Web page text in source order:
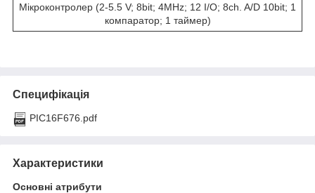
Мікроконтролер (2-5.5 V; 8bit; 4MHz; 12 I/O; 8ch. A/D 10bit; 1
компаратор; 1 таймер)
Специфікація
PIC16F676.pdf
Характеристики
Основні атрибути